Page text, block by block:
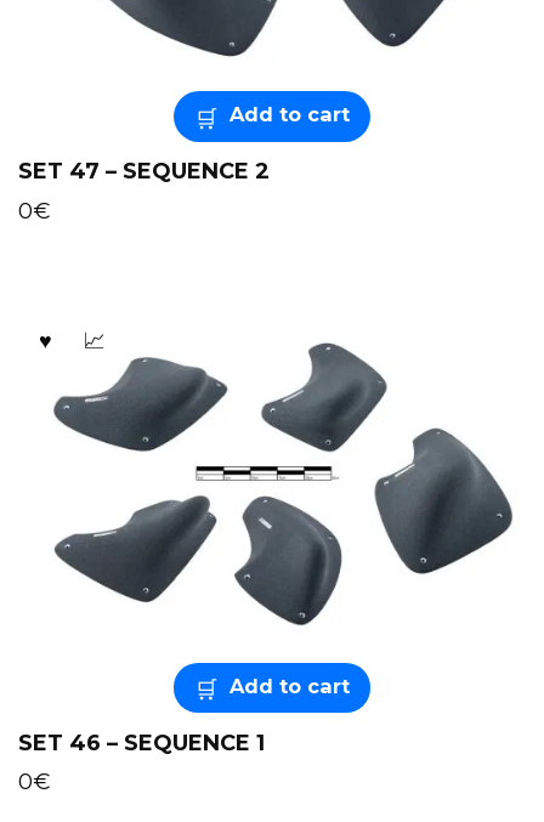
Add to cart
SET 47 – SEQUENCE 2
0€
Add to cart
SET 46 – SEQUENCE 1
0€